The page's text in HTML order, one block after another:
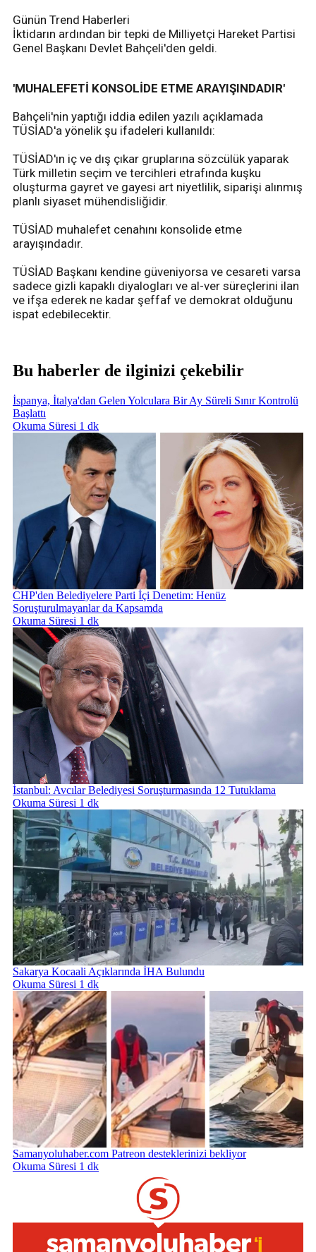
Günün Trend Haberleri
İktidarın ardından bir tepki de Milliyetçi Hareket Partisi
Genel Başkanı Devlet Bahçeli'den geldi.
'MUHALEFETİ KONSOLİDE ETME ARAYIŞINDADIR'
Bahçeli'nin yaptığı iddia edilen yazılı açıklamada
TÜSİAD'a yönelik şu ifadeleri kullanıldı:
TÜSİAD'ın iç ve dış çıkar gruplarına sözcülük yaparak
Türk milletin seçim ve tercihleri etrafında kuşku
oluşturma gayret ve gayesi art niyetlilik, siparişi alınmış
planlı siyaset mühendisliğidir.
TÜSİAD muhalefet cenahını konsolide etme
arayışındadır.
TÜSİAD Başkanı kendine güveniyorsa ve cesareti varsa
sadece gizli kapaklı diyalogları ve al-ver süreçlerini ilan
ve ifşa ederek ne kadar şeffaf ve demokrat olduğunu
ispat edebilecektir.
Bu haberler de ilginizi çekebilir
İspanya, İtalya'dan Gelen Yolculara Bir Ay Süreli Sınır Kontrolü
Başlattı
Okuma Süresi 1 dk
CHP'den Belediyelere Parti İçi Denetim: Henüz
Soruşturulmayanlar da Kapsamda
Okuma Süresi 1 dk
İstanbul: Avcılar Belediyesi Soruşturmasında 12 Tutuklama
Okuma Süresi 1 dk
Sakarya Kocaali Açıklarında İHA Bulundu
Okuma Süresi 1 dk
Samanyoluhaber.com Patreon desteklerinizi bekliyor
Okuma Süresi 1 dk